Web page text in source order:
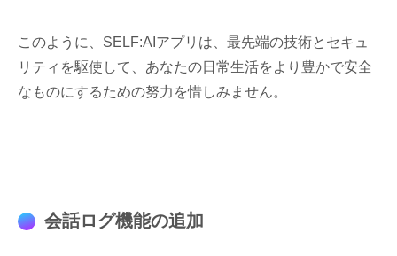
このように、SELF:AIアプリは、最先端の技術とセキュ
リティを駆使して、あなたの日常生活をより豊かで安全
なものにするための努力を惜しみません。
会話ログ機能の追加